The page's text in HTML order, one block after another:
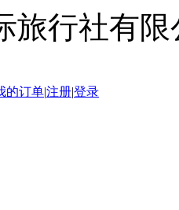
旅行社有限
的订单|注册|登录